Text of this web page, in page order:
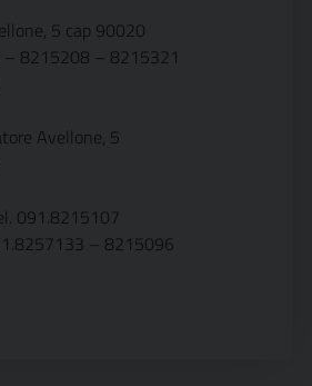
5 cap 90020
8215208 – 8215321
Avellone, 5
091.8215107
– 8215096